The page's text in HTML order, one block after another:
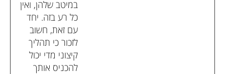
במיטב שלהן, ואין
כל רע בזה. יחד
עם זאת, חשוב
לזכור כי תהליך
קיצוני מדי יכול
להכניס אותך